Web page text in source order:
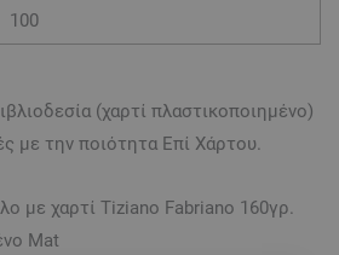
100
(χαρτί πλαστικοποιημένο)
με την ποιότητα Επί Χάρτου.
με χαρτί Tiziano Fabriano 160γρ.
Mat